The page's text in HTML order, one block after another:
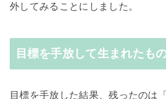
外してみることにしました。
目標を手放して生まれたも
目標を手放した結果、残ったのは